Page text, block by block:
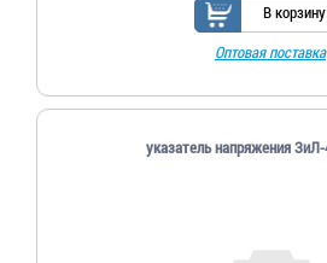
В корзину
Оптовая поставка
указатель напряжения ЗиЛ-